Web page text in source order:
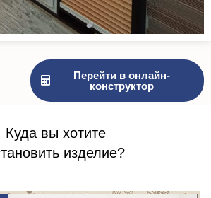
Перейти в онлайн-
конструктор
Куда вы хотите
изделие?